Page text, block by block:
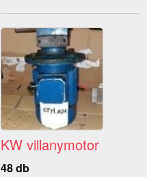
KW villanymotor
48 db